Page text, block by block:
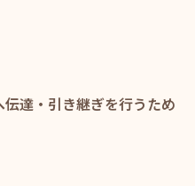
達・引き継ぎを行うため